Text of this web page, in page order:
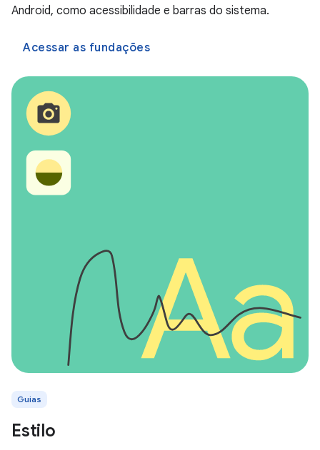
Android, como acessibilidade e barras do sistema.
Acessar as fundações
Guias
Estilo